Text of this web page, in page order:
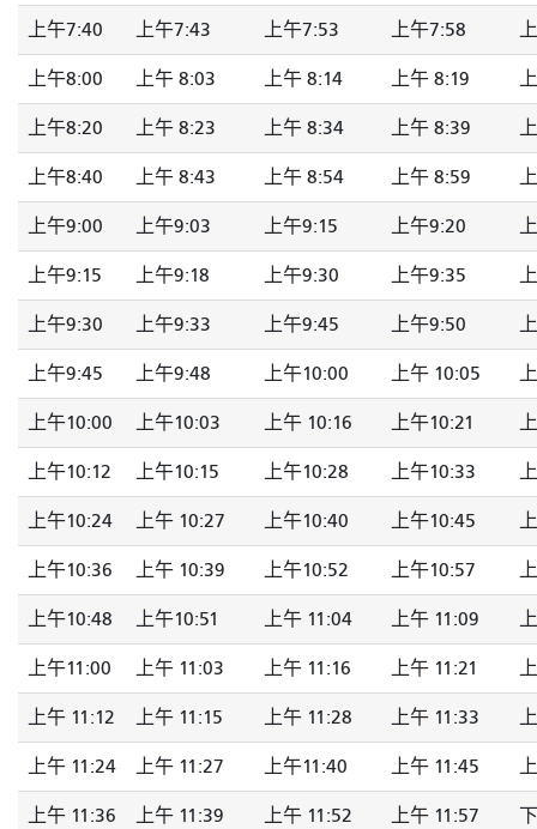
上午7:40 上午7:43 上午7:53 上午7:58
上午8:00 上午 8:03 上午 8:14 上午 8:19
上午8:20 上午 8:23 上午 8:34 上午 8:39
上午8:40 上午 8:43 上午 8:54 上午 8:59
上午9:00 上午9:03 上午9:15 上午9:20
上午9:15 上午9:18 上午9:30 上午9:35
上午9:30 上午9:33 上午9:45 上午9:50
上午9:45 上午9:48 上午10:00 上午 10:05
上午10:00 上午10:03 上午 10:16 上午10:21
上午10:12 上午10:15 上午10:28 上午10:33
上午10:24 上午 10:27 上午10:40 上午10:45
上午10:36 上午 10:39 上午10:52 上午10:57
上午10:48 上午10:51 上午 11:04 上午 11:09
上午11:00 上午 11:03 上午 11:16 上午 11:21
上午 11:12 上午 11:15 上午 11:28 上午 11:33
上午 11:24 上午 11:27 上午11:40 上午 11:45
上午 11:36 上午 11:39 上午 11:52 上午 11:57